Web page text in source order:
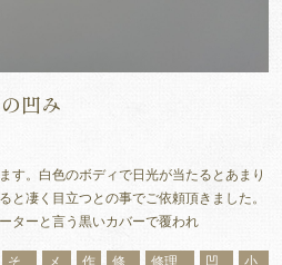
凹み
す。白色のボディで日光が当たるとあまり
と凄く目立つとの事でご依頼頂きました。
ターと言う黒いカバーで覆われ
そ
メ
作
修
修理
凹
小